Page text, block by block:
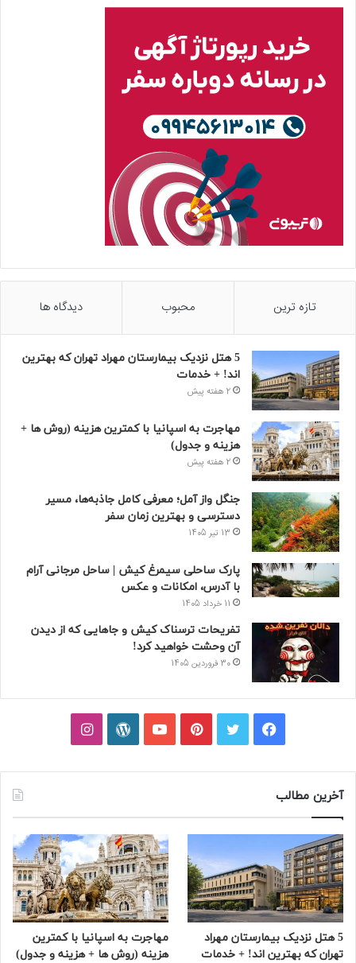
تازه ترین محبوب دیدگاه ها
5 هتل نزدیک بیمارستان مهراد تهران که بهترین‌
اند! + خدمات
2 هفته پیش
مهاجرت به اسپانیا با کمترین هزینه (روش ها +
هزینه و جدول)
2 هفته پیش
جنگل واز آمل؛ معرفی کامل جاذبه‌ها، مسیر
دسترسی و بهترین زمان سفر
13 تیر 1405
پارک ساحلی سیمرغ کیش | ساحل مرجانی آرام
با آدرس، امکانات و عکس
11 خرداد 1405
تفریحات ترسناک کیش و جاهایی که از دیدن
آن وحشت خواهید کرد!
30 فروردین 1405
فیسبوکتوییترپینتریستیوتیوبوردپرساینستاگرام
آخرین مطالب
5 هتل نزدیک بیمارستان مهراد
تهران که بهترین‌ اند! + خدمات
مهاجرت به اسپانیا با کمترین
هزینه (روش ها + هزینه و جدول)